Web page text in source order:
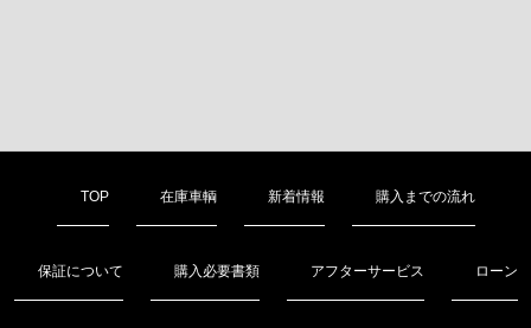
TOP 在庫車輌 新着情報 購入までの流れ
保証について 購入必要書類 アフターサービス ローン